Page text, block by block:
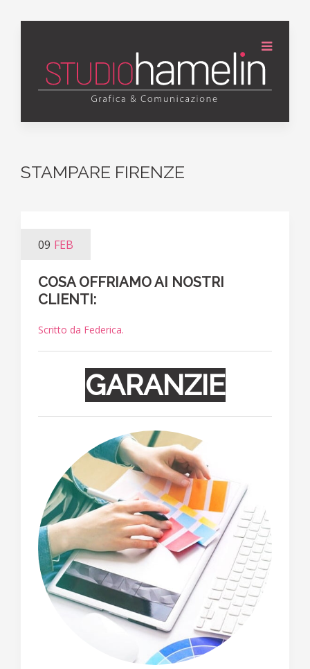
STAMPARE FIRENZE
09 FEB
COSA OFFRIAMO AI NOSTRI
CLIENTI:
Scritto da Federica.
GARANZIE